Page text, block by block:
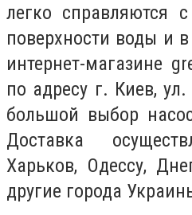
легко справляются
поверхности воды и
интернет-магазине
по адресу г. Киев,
большой выбор
Доставка
Харьков, Одессу,
другие города